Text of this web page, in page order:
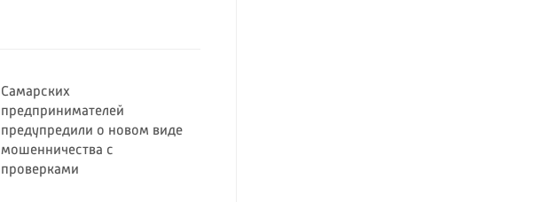
Самарских
предпринимателей
предупредили о новом виде
мошенничества с
проверками